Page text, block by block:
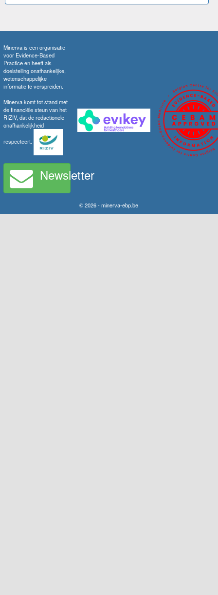
Minerva is een organisatie
voor Evidence-Based
Practice en heeft als
doelstelling onafhankelijke,
wetenschappelijke
informatie te verspreiden.
Minerva komt tot stand met
de financiële steun van het
RIZIV, dat de redactionele
onafhankelijkheid
respecteert.
Newsletter
© 2026 - minerva-ebp.be